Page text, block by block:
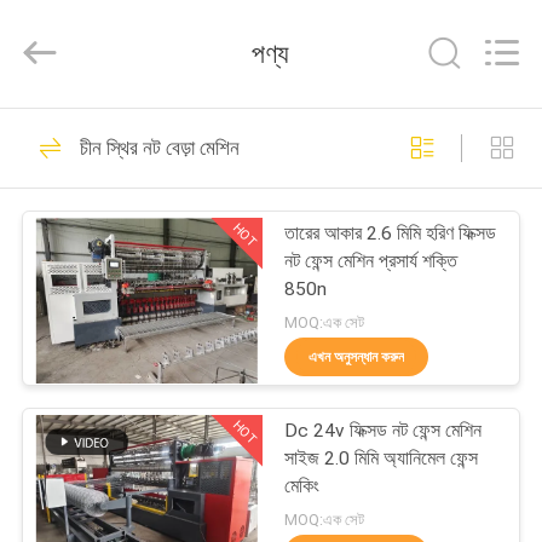
পণ্য
ভিআর
আমাদের
সম্পর্কে
কারখানা
Mesh
Products
All
Reserved.
তারের জাল eldালাই
মেশিন
101
জাল ldালাই মেশিন চাঙ্গা
70
পণ্য
চীন স্থির নট বেড়া মেশিন
HOT
তারের আকার 2.6 মিমি হরিণ ফিক্সড
নট ফেন্স মেশিন প্রসার্য শক্তি
850n
MOQ:এক সেট
এখন অনুসন্ধান করুন
HOT
Dc 24v ফিক্সড নট ফেন্স মেশিন
সাইজ 2.0 মিমি অ্যানিমেল ফেন্স
মেকিং
MOQ:এক সেট